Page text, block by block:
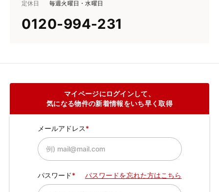
定休日
毎週火曜日・水曜日
0120-994-231
マイページにログインして、
気になる物件の新着情報をいち早く取得
メールアドレス
パスワード パスワードを忘れた方はこちら